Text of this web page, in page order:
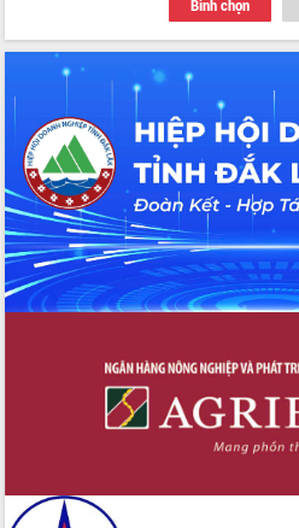
Tập huấn ứng dụng trí tuệ nhân tạo (AI)
trong thương mại điện tử năm 2026
Đoàn đại biểu Quốc hội tỉnh Đắk Lắk
trao đổi thông tin trước Kỳ họp thứ
nhất, Quốc hội khóa XVI
Quyết liệt cải cách hành chính, khơi
thông nguồn lực phát triển
Nâng cao hiệu lực, hiệu quả HĐND
tỉnh thông qua hiện đại hóa hành chính
Xã Ea Phê gắn cải cách hành chính với
chuyển đổi số
Phó Chủ tịch Thường trực UBND tỉnh
tâm Phục vụ hành chính công xã Ea
Xây dựng nền hành chính số đồng
hành cùng nông dân dân, doanh nghiệp
đấu có 77% xã đạt chuẩn nông thôn
mới
Bình chọn